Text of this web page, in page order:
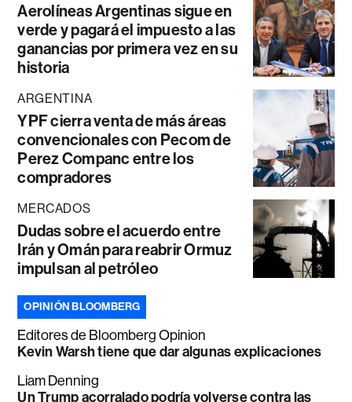
Aerolíneas Argentinas sigue en
verde y pagará el impuesto a las
ganancias por primera vez en su
historia
ARGENTINA
YPF cierra venta de más áreas
convencionales con Pecom de
Perez Companc entre los
compradores
MERCADOS
Dudas sobre el acuerdo entre
Irán y Omán para reabrir Ormuz
impulsan al petróleo
OPINIÓN BLOOMBERG
Editores de Bloomberg Opinion
Kevin Warsh tiene que dar algunas explicaciones
Liam Denning
Un Trump acorralado podría volverse contra las